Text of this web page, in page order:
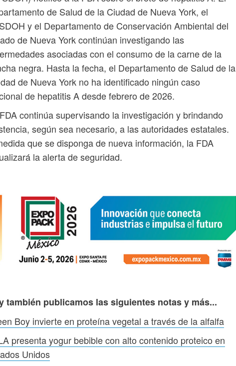
de Salud de la Ciudad de Nueva York, el
y el Departamento de Conservación Ambiental del
de Nueva York continúan investigando las
asociadas con el consumo de la carne de la
negra. Hasta la fecha, el Departamento de Salud de la
de Nueva York no ha identificado ningún caso
de hepatitis A desde febrero de 2026.
continúa supervisando la investigación y brindando
según sea necesario, a las autoridades estatales.
que se disponga de nueva información, la FDA
la alerta de seguridad.
también publicamos las siguientes notas y más...
Boy invierte en proteína vegetal a través de la alfalfa
presenta yogur bebible con alto contenido proteico en
Unidos